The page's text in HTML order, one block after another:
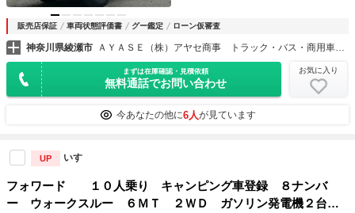
販売店保証 車両状態評価書 グー鑑定 ローン仮審査
神奈川県綾瀬市 ＡＹＡＳＥ（株）アヤセ商事 トラック・バス・商用車専門店
まずは在庫確認・見積依頼
無料通話でお問い合わせ
お気に入り
今あなたの他に6人が見ています
UP いすゞ
フォワード １０人乗り キャンピング車登録 ８ナンバ
ー ウォークスルー ６ＭＴ ２ＷＤ ガソリン発電機２台搭